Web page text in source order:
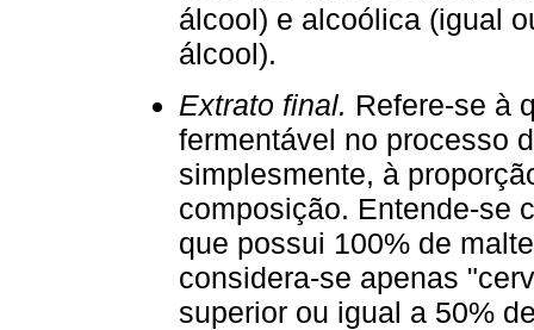
álcool) e alcoólica (igual
álcool).
Extrato final. Refere-se à
fermentável no processo
simplesmente, à
composição. Entende-se
que possui 100% de
considera-se apenas
superior ou igual a 50%